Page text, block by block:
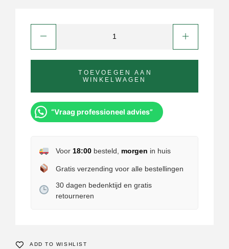
TOEVOEGEN AAN
WINKELWAGEN
“Vraag professioneel advies”
Voor 18:00besteld, morgen in huis
Gratis verzending voor alle bestellingen
30 dagen bedenktijd en gratis
retourneren
ADD TO WISHLIST